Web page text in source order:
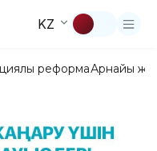
KZ
реформаАрнайы